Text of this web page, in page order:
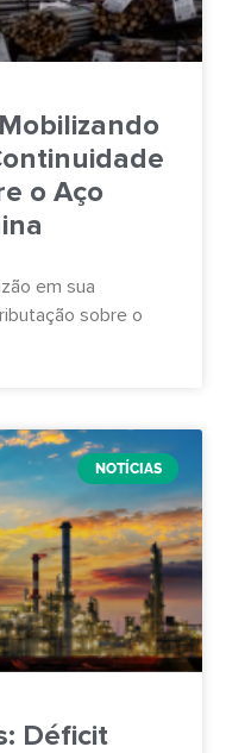
o Aço
em sua
sobre o
NOTÍCIAS
Déficit